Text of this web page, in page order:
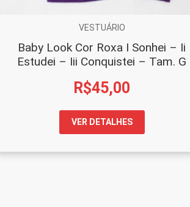
VESTUÁRIO
Baby Look Cor Roxa I Sonhei – Ii
Estudei – Iii Conquistei – Tam. G
R$45,00
VER DETALHES